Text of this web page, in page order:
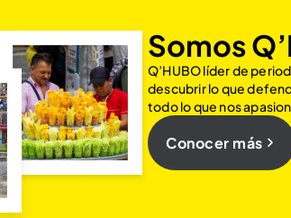
Somos
Q’HUBO líder de
descubrir lo que
todo lo que nos
Conocer más